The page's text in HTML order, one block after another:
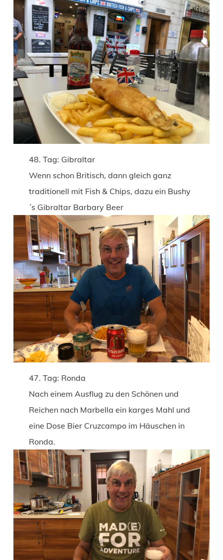
48. Tag: Gibraltar
Wenn schon Britisch, dann gleich ganz
traditionell mit Fish & Chips, dazu ein Bushy
´s Gibraltar Barbary Beer
47. Tag: Ronda
Nach einem Ausflug zu den Schönen und
Reichen nach Marbella ein karges Mahl und
eine Dose Bier Cruzcampo im Häuschen in
Ronda.